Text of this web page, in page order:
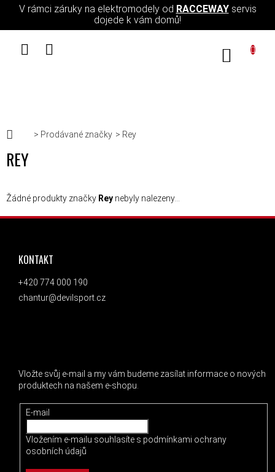
Přejít na obsah
V rámci záruky na elektromodely od RACCEWAYservis
dojede k vám domů!
Domů
Prodávané značky Rey
REY
Žádné produkty značky Rey nebyly nalezeny...
ZÁPATÍ
KONTAKT
+420 774 000 190
chantur@devilsport.cz
Vložte svůj e-mail a my vám budeme zasílat informace o nových
produktech na našem e-shopu.
E-mail
Vložením e-mailu souhlasíte s podmínkami ochrany
osobních údajů